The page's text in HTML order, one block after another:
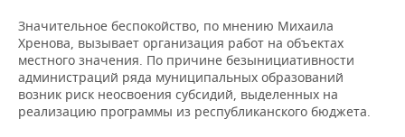
ОТКРЫТАЯ ЛЕКЦИЯ
БАСКЕТБОЛ
ВОЛЕЙБОЛ
КИБЕРСПОРТ
ИНФРАСТРУКТУРА
ИСТОРИЯ
КУЛЬТУРА
СПРАВОЧНИК
СПИСОК ПЕРСОН
СПИСОК КОМПАНИЙ
ПОЛНАЯ ВЕРСИЯ
Значительное беспокойство, по мнению Михаила
Хренова, вызывает организация работ на объектах
местного значения. По причине безынициативности
администраций ряда муниципальных образований
возник риск неосвоения субсидий, выделенных на
реализацию программы из республиканского бюджета.